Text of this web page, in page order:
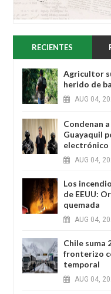
RECIENTES
Agricultor
herido de
AUG 04,
Condenan
Guayaquil
electrónico
AUG 04,
Los
de EEUU:
quemada
AUG 04,
Chile suma
fronterizo
temporal
AUG 04,